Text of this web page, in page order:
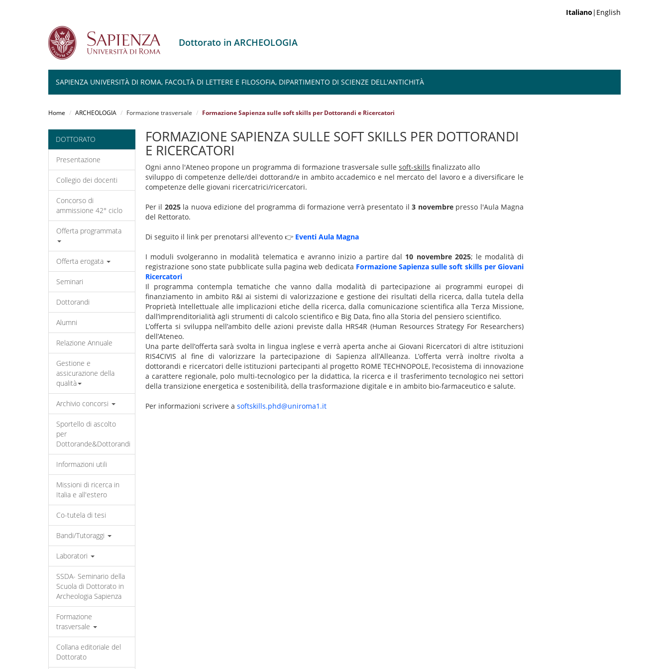
Italiano |English
Dottorato in ARCHEOLOGIA
SAPIENZA UNIVERSITÀ DI ROMA, FACOLTÀ DI LETTERE E FILOSOFIA, DIPARTIMENTO DI SCIENZE DELL'ANTICHITÀ
Home ARCHEOLOGIA Formazione trasversale Formazione Sapienza sulle soft skills per Dottorandi e Ricercatori
DOTTORATO
Presentazione
Collegio dei docenti
Concorso di
ammissione 42° ciclo
Offerta programmata
Offerta erogata
Seminari
Dottorandi
Alumni
Relazione Annuale
Gestione e
assicurazione della
qualità
Archivio concorsi
Sportello di ascolto
per
Dottorande&Dottorandi
Informazioni utili
Missioni di ricerca in
Italia e all'estero
Co-tutela di tesi
Bandi/Tutoraggi
Laboratori
SSDA- Seminario della
Scuola di Dottorato in
Archeologia Sapienza
Formazione
trasversale
Collana editoriale del
Dottorato
FORMAZIONE SAPIENZA SULLE SOFT SKILLS PER DOTTORANDI
E RICERCATORI
Ogni anno l'Ateneo propone un programma di formazione trasversale sulle soft-skills finalizzato allo
sviluppo di competenze delle/dei dottorand/e in ambito accademico e nel mercato del lavoro e a diversificare le
competenze delle giovani ricercatrici/ricercatori.
Per il 2025la nuova edizione del programma di formazione verrà presentato il 3 novembrepresso l'Aula Magna
del Rettorato.
Di seguito il link per prenotarsi all'evento 👉 Eventi Aula Magna
I moduli svolgeranno in modalità telematica e avranno inizio a partire dal 10 novembre 2025; le modalità di
registrazione sono state pubblicate sulla pagina web dedicata Formazione Sapienza sulle soft skills per Giovani
Ricercatori
Il programma contempla tematiche che vanno dalla modalità di partecipazione ai programmi europei di
finanziamento in ambito R&I ai sistemi di valorizzazione e gestione dei risultati della ricerca, dalla tutela della
Proprietà Intellettuale alle implicazioni etiche della ricerca, dalla comunicazione scientifica alla Terza Missione,
dall’imprenditorialità agli strumenti di calcolo scientifico e Big Data, fino alla Storia del pensiero scientifico.
L’offerta si sviluppa nell’ambito delle azioni previste dalla HRS4R (Human Resources Strategy For Researchers)
dell’Ateneo.
Una parte dell’offerta sarà svolta in lingua inglese e verrà aperta anche ai Giovani Ricercatori di altre istituzioni
RIS4CIVIS al fine di valorizzare la partecipazione di Sapienza all’Alleanza. L’offerta verrà inoltre rivolta a
dottorandi e ricercatori delle istituzioni partecipanti al progetto ROME TECHNOPOLE, l’ecosistema di innovazione
a carattere regionale, polo multi-tecnologico per la didattica, la ricerca e il trasferimento tecnologico nei settori
della transizione energetica e sostenibilità, della trasformazione digitale e in ambito bio-farmaceutico e salute.
Per informazioni scrivere a softskills.phd@uniroma1.it